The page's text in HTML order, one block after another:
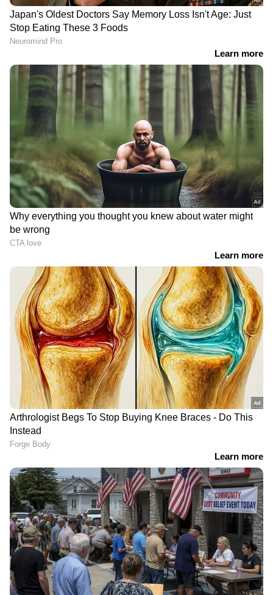
അതേസമയം വടക്കൻ ജില്ലകളിൽ നിന്ന്
നേതാക്കൾക്ക് രാവിലെ തിരുവനന്തപുരത്ത്
എത്തേണ്ടതിന്റെ ബുദ്ധിമുട്ട് നേതൃത്വം
കോൺഗ്രസ് എംഎൽമാരുടെ യോഗം ഉച്ചക്ക്
ഒരുമണിയോടെയാകും നടക്കുക.
മുഖ്യമന്ത്രി ആരെന്നത് സംബന്ധിച്ച്നി യമസഭാ
കക്ഷിയോഗത്തിൽ എഐസിസി പ്രസിഡന്റ്
മല്ലികാർജുൻ ഖർഗെയുടെ തീരുമാനം മുദ്രവച്ച
കവറിൽ ദീപ ദാസ്മുൻഷിക്ക് കൈമാറാനാണ്
സാധ്യത. മുഖ്യമന്ത്രിയെ തീരുമാനിക്കാനുള്ള
ചർച്ചകളെല്ലം പൂർത്തിയായെന്നും പ്രഖ്യാപനം
നാളെയുണ്ടാകുമെന്നും എഐസിസി
മാധ്യമവിഭാഗം ജനറൽ സെക്രട്ടറി ജയറാം
രമേശ് നേരത്തെ പ്രഖ്യാപിച്ചിരുന്നു. മുഖ്യമന്ത്രി
സ്ഥാനത്തേക്ക് പരിഗണിക്കപ്പെടുന്ന മൂന്നു
നേതാക്കളെയും ഉൾക്കൊണ്ടുള്ള
ഫോർമുലയാകും ഹൈക്കമാൻഡ്
അവതരിപ്പിക്കുക എന്നാണ് വിവരം. കെ സി
വേണുഗോപാൽ, വിഡി സതീശൻ, രമേശ്
ചെന്നിത്തല എന്നിവരുടെ പേരുകള്‍ ഉയര്‍ന്ന
ചര്‍ച്ചകള്‍ക്കൊടുവില്‍ ആരുടെ പേരാവും
ഹൈക്കമാന്‍ഡ് പ്രഖ്യാപിക്കുക എന്നതിലേക്ക്
ഉറ്റുനോക്കുകയാണ് കേരളം. തെരഞ്ഞെടുപ്പ്
ഫലം വന്ന് പത്താം നാൾ ആയിട്ടും
മുഖ്യമന്ത്രിയെ പ്രഖ്യാപിക്കാത്തതിൽ സംസ്ഥാന
വ്യാപകമായി പ്രതിഷേധം ഉയ‍ർന്നിരുന്നു.